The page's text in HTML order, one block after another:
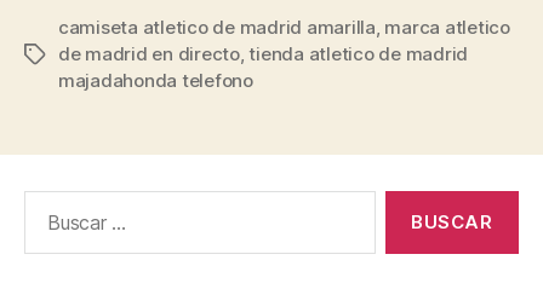
Etiquetas
camiseta atletico de madrid amarilla, marca atletico
de madrid en directo,tienda atletico de madrid
majadahonda telefono